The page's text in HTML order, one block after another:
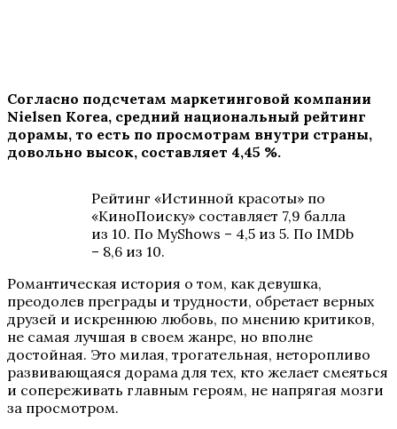
Согласно подсчетам маркетинговой компании
Nielsen Korea, средний национальный рейтинг
дорамы, то есть по просмотрам внутри страны,
довольно высок, составляет 4,45 %.
Рейтинг «Истинной красоты» по
«КиноПоиску» составляет 7,9 балла
из 10. По MyShows – 4,5 из 5. По IMDb
– 8,6 из 10.
Романтическая история о том, как девушка,
преодолев преграды и трудности, обретает верных
друзей и искреннюю любовь, по мнению критиков,
не самая лучшая в своем жанре, но вполне
достойная. Это милая, трогательная, неторопливо
развивающаяся дорама для тех, кто желает смеяться
и сопереживать главным героям, не напрягая мозги
за просмотром.